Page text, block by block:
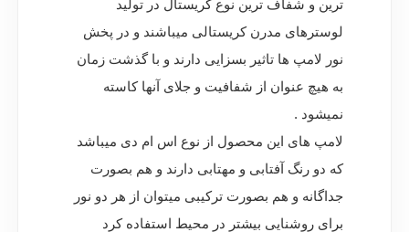
ترین و شفاف ترین نوع کریستال در تولید
لوسترهای مدرن کریستالی میباشند و در پخش
نور لامپ ها تاثیر بسزایی دارند و با گذشت زمان
به هیچ عنوان از شفافیت و جلای آنها کاسته
نمیشود .
لامپ های این محصول از نوع اس ام دی میباشد
که دو رنگ آفتابی و مهتابی دارند و هم بصورت
جداگانه و هم بصورت ترکیبی میتوان از هر دو نور
برای روشنایی بیشتر در محیط استفاده کرد